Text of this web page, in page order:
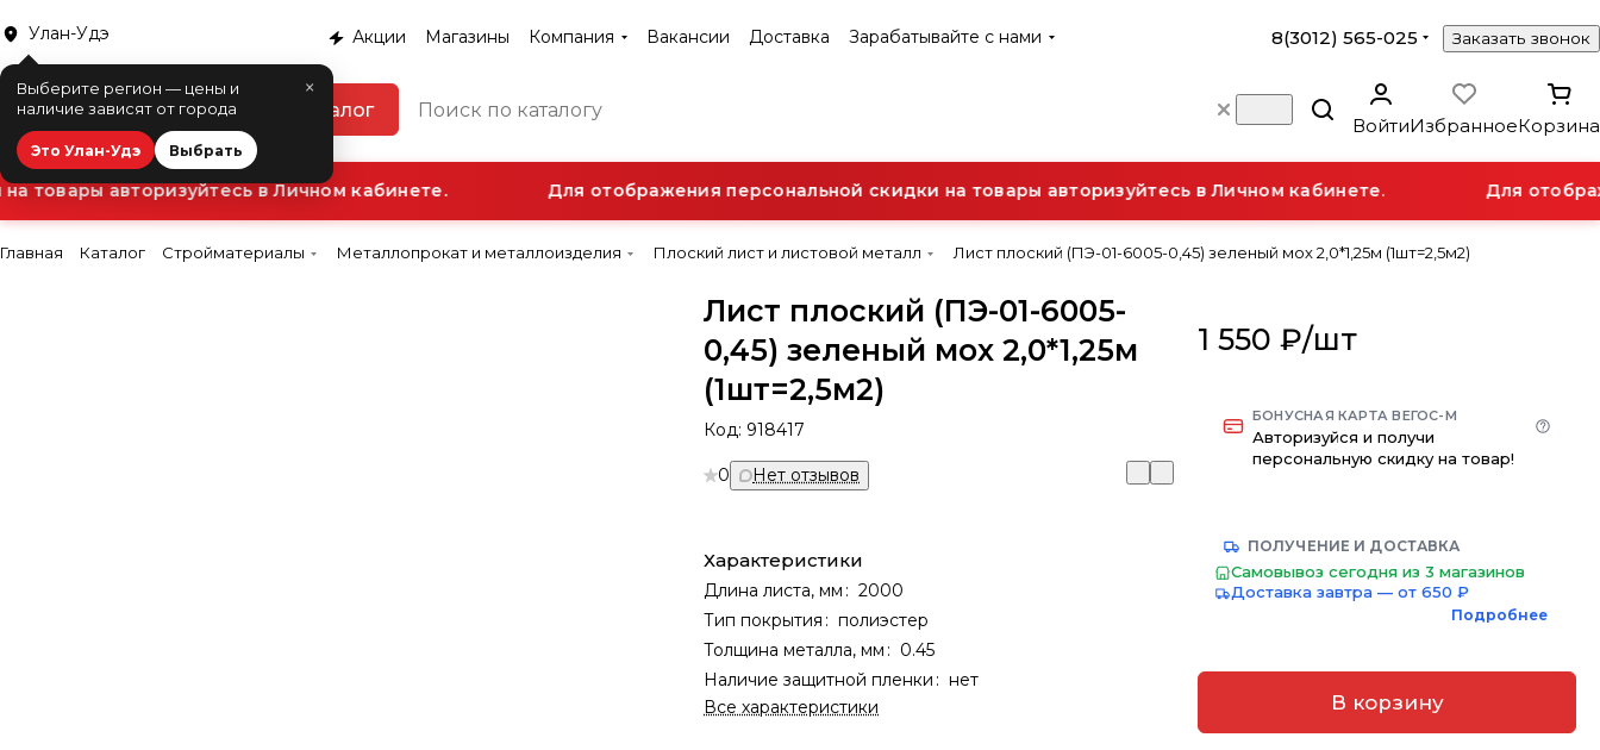
Улан-Удэ
×
Выберите регион — цены и
наличие зависят от города
Это Улан-Удэ Выбрать
Акции Магазины Компания Вакансии Доставка Зарабатывайте с нами 8(3012) 565-025 Заказать звонок
Каталог
ВойтиИзбранноеКорзина
авторизуйтесь в Личном кабинете. Для отображения персональной скидки на товары авторизуйтесь в Личном кабинете. Для
Главная Каталог Стройматериалы Металлопрокат и металлоизделия Плоский лист и листовой металл Лист плоский (ПЭ-01-6005-0,45) зеленый мох 2,0*1,25м (1шт=2,5м2)
Лист плоский (ПЭ-01-6005-
0,45) зеленый мох 2,0*1,25м
(1шт=2,5м2)
Код: 918417
0 Нет отзывов
Характеристики
Длина листа, мм : 2000
Тип покрытия : полиэстер
Толщина металла, мм : 0.45
Наличие защитной пленки : нет
Все характеристики
1 550 ₽/шт
БОНУСНАЯ КАРТА ВЕГОС-М
Авторизуйся и получи
персональную скидку на товар!
ПОЛУЧЕНИЕ И ДОСТАВКА
Самовывоз сегодня из 3 магазинов
Доставка завтра — от 650 ₽
Подробнее
В корзину